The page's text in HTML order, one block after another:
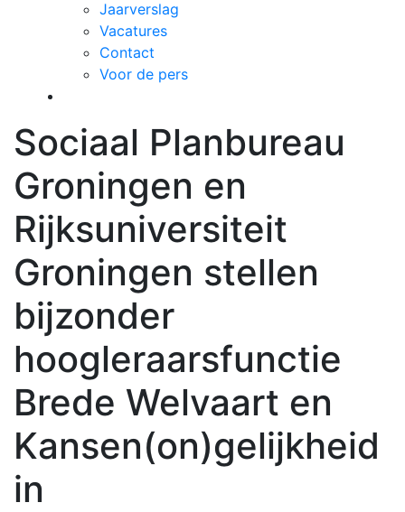
Jaarverslag
Vacatures
Contact
Voor de pers
Sociaal Planbureau
Groningen en
Rijksuniversiteit
Groningen stellen
bijzonder
hoogleraarsfunctie
Brede Welvaart en
Kansen(on)gelijkheid
in